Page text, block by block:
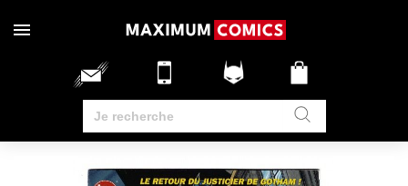
RUPTURE DE STOCK